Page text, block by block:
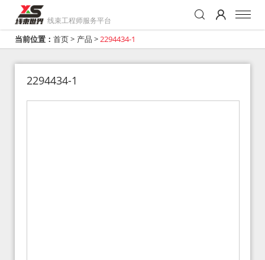
线束工程师服务平台
当前位置： 首页> 产品 >2294434-1
2294434-1